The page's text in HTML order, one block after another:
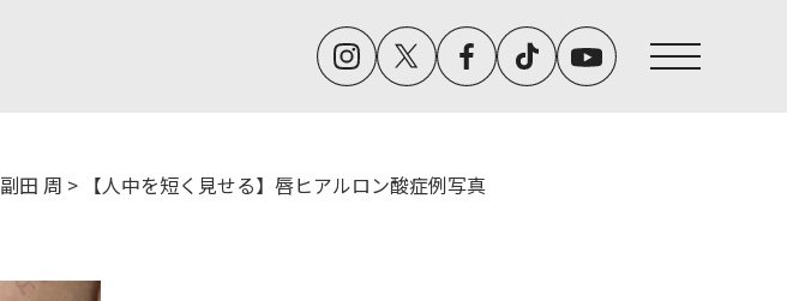
副田 周 > 【人中を短く見せる】唇ヒアルロン酸症例写真